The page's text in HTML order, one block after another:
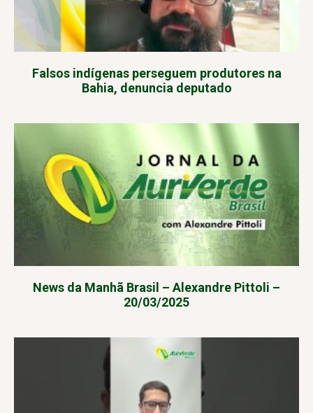
Falsos indígenas perseguem produtores na
Bahia, denuncia deputado
News da Manhã Brasil – Alexandre Pittoli –
20/03/2025